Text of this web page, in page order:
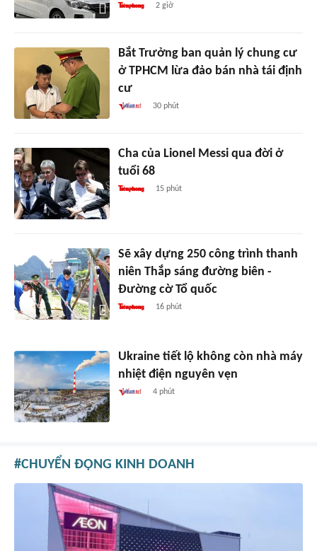
2 giờ
Bắt Trưởng ban quản lý chung cư
ở TPHCM lừa đảo bán nhà tái định
cư
30 phút
Cha của Lionel Messi qua đời ở
tuổi 68
15 phút
Sẽ xây dựng 250 công trình thanh
niên Thắp sáng đường biên -
Đường cờ Tổ quốc
16 phút
Ukraine tiết lộ không còn nhà máy
nhiệt điện nguyên vẹn
4 phút
CHUYỂN ĐỘNG KINH DOANH